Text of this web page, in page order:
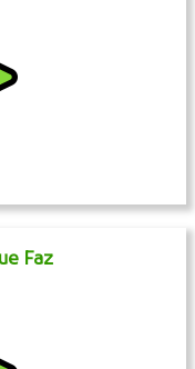
Faz